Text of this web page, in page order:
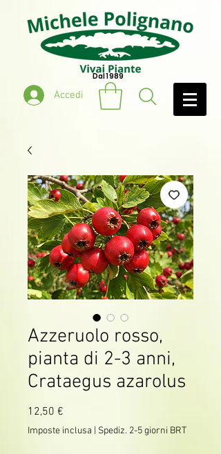
Accedi
Dal 1989
Azzeruolo rosso,
pianta di 2-3 anni,
Crataegus azarolus
12,50 €
Imposte inclusa | Spediz. 2-5 giorni BRT